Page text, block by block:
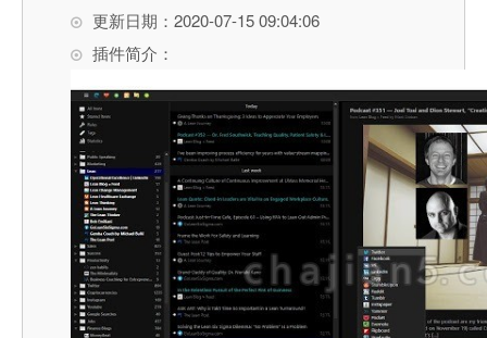
更新日期：2020-07-15 09:04:06
插件简介：